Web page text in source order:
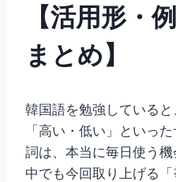
【活用形・
まとめ】
韓国語を勉強していると
「高い・低い」といっ
詞は、本当に毎日使う
中でも今回取り上げる「